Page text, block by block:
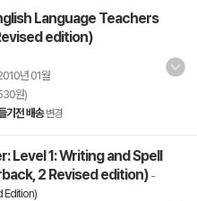
Language Teachers
edition)
년 01월
원)
기전 배송 변경
Level 1: Writing and Spell
2 Revised edition)-
Edition)